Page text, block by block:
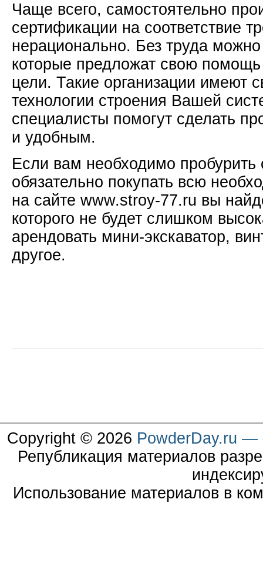
Чаще всего, самостоятельно
сертификации на соответствие
нерационально. Без труда можно
которые предложат свою
цели. Такие организации имеют
технологии строения Вашей
специалисты помогут сделать
и удобным.
Если вам необходимо пробурить
обязательно покупать всю
на сайте www.stroy-77.ru вы
которого не будет слишком
арендовать мини-экскаватор,
другое.
Copyright © 2026 PowderDay.ru —
Републикация материалов
Использование материалов в